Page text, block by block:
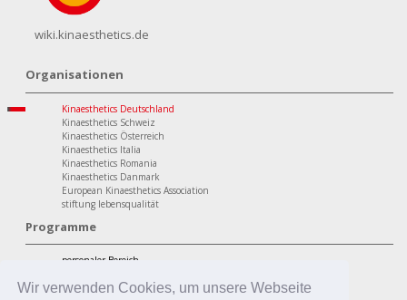
Wir verwenden Cookies, um unsere Webseite
wiki.kinaesthetics.de
Organisationen
Kinaesthetics Deutschland
Kinaesthetics Schweiz
Kinaesthetics Österreich
Kinaesthetics Italia
Kinaesthetics Romania
Kinaesthetics Danmark
European Kinaesthetics Association
stiftung lebensqualität
Programme
personaler Bereich
Kinaesthetics Gesundheit am Arbeitsplatz